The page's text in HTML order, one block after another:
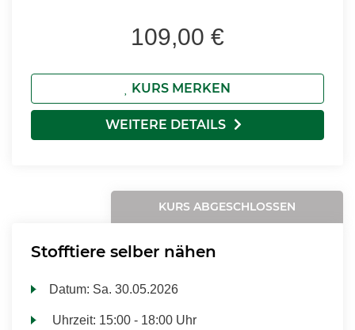
109,00 €
KURS MERKEN
WEITERE DETAILS
KURS ABGESCHLOSSEN
Stofftiere selber nähen
Datum: Sa. 30.05.2026
Uhrzeit: 15:00 - 18:00 Uhr